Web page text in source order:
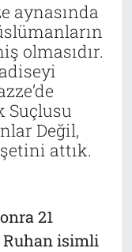
aynasında
olmasıdır.
Suçlusu
Değil,
attık.
21
Ruhan isimli